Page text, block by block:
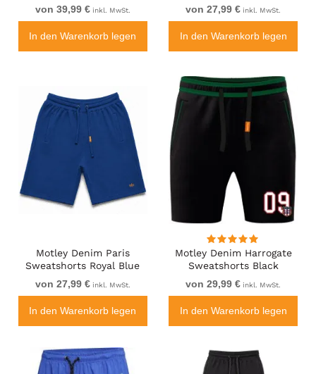
Elastischem Bund
Schwarz
von 39,99 €inkl. MwSt.
In den Warenkorb legen
von 27,99 € inkl. MwSt.
In den Warenkorb legen
Motley Denim Paris
Sweatshorts Royal Blue
von 27,99 €inkl. MwSt.
In den Warenkorb legen
Motley Denim Harrogate
Sweatshorts Black
von 29,99 € inkl. MwSt.
In den Warenkorb legen